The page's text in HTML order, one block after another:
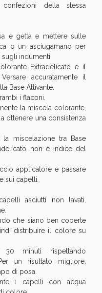
della stessa
e getta e mettere sulle
o un asciugamano per
indumenti.
Extradelicato e il
accuratamente il
Base Attivante.
i flaconi.
la miscela colorante,
ottenere una consistenza
miscelazione tra Base
non è indice del
applicatore e passare
sui capelli.
asciutti non lavati,
che siano ben coperte
distribuire il colore su
minuti rispettando
un risultato migliore,
di posa.
i capelli con acqua
di Oggi